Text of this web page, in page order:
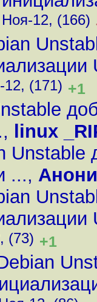
Ноя-12, (166)
(171) +1
,
linux
Unstable
...,
(73) +1